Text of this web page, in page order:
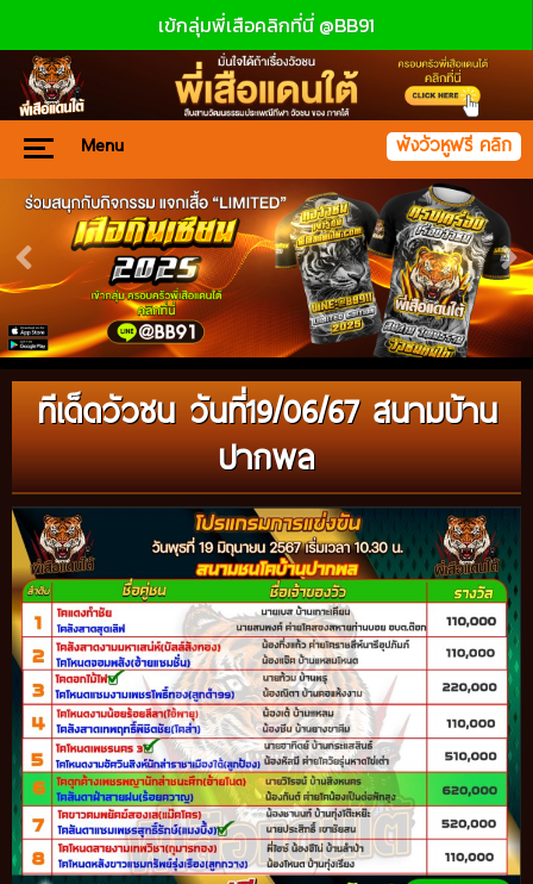
เข้กลุ่มพี่เสือคลิกที่นี่ @BB91
Menu ฟังวัวหูฟรี คลิก
ทีเด็ดวัวชน วันที่19/06/67 สนามบ้าน
ปากพล